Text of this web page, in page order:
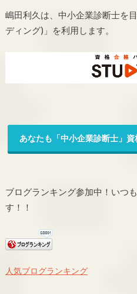
嶋田利久は、中小企業診断士を
ディング)」を利用します。
あなたも「中小企業診断士」
ブログランキング参加中！いつ
す！！
人気ブログランキング